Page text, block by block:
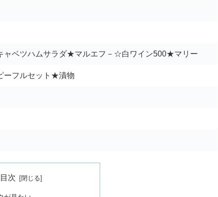
ャベツハムサラダ★マルエフ－☆白ワイン500★マリー
ーフルセット★漬物
目次